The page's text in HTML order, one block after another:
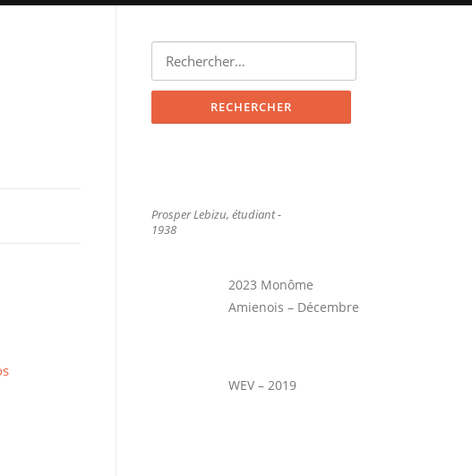
Rechercher :
Prosper Lebizu, étudiant -
1938
2023 Monôme
Amienois – Décembre
WEV – 2019